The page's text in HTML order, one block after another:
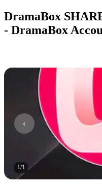
DramaBox
- DramaBox
1/1